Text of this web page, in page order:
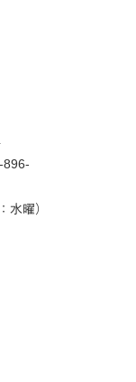
曜）